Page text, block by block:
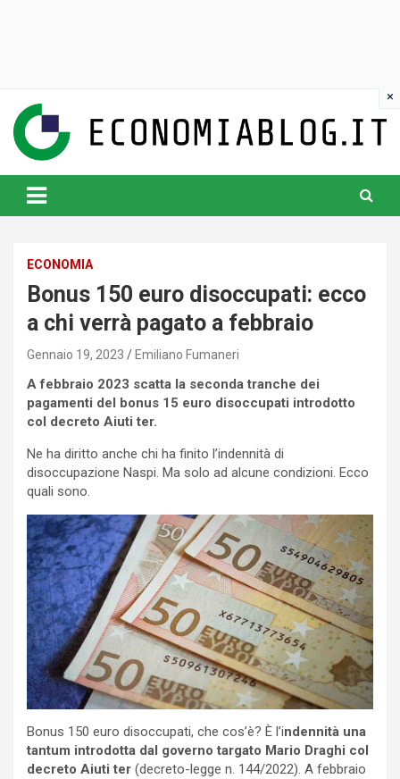
content
www.economiablog.it
ECONOMIA
Bonus 150 euro disoccupati: ecco
a chi verrà pagato a febbraio
Gennaio 19, 2023 Emiliano Fumaneri
A febbraio 2023 scatta la seconda tranche dei
pagamenti del bonus 15 euro disoccupati introdotto
col decreto Aiuti ter.
Ne ha diritto anche chi ha finito l’indennità di
disoccupazione Naspi. Ma solo ad alcune condizioni. Ecco
quali sono.
Bonus 150 euro disoccupati, che cos’è? È l’indennità una
tantum introdotta dal governo targato Mario Draghi col
decreto Aiuti ter (decreto-legge n. 144/2022). A febbraio